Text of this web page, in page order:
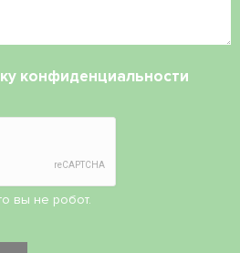
конфиденциальности
вы не робот.